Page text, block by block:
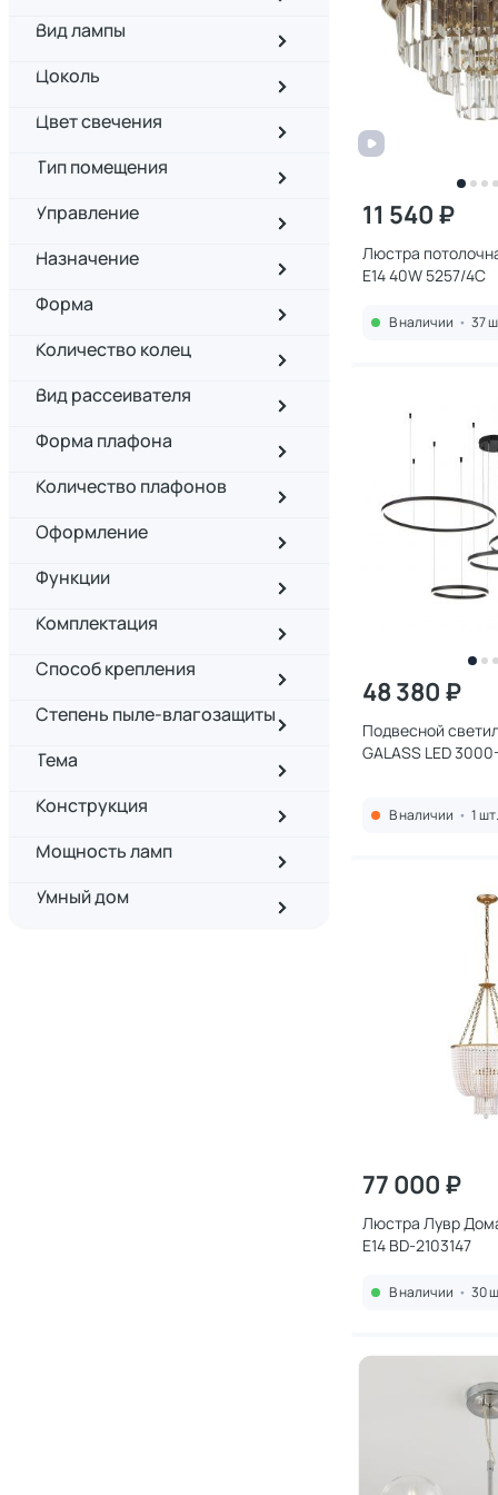
Вид лампы
Цоколь
Цвет свечения
Тип помещения
Управление
Назначение
Форма
Количество колец
Вид рассеивателя
Форма плафона
Количество плафонов
Оформление
Функции
Комплектация
Способ крепления
Степень пыле-влагозащиты
Тема
Конструкция
Мощность ламп
Умный дом
11 540 ₽
Люстра
E14 40W 5257/4C
В наличии • 37
48 380 ₽
Подвесной
GALASS LED
В наличии • 1 шт.
77 000 ₽
Люстра Лувр
E14 BD-2103147
В наличии • 30